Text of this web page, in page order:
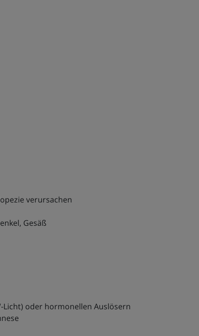
verursachen
Gesäß
Licht) oder hormonellen Auslösern